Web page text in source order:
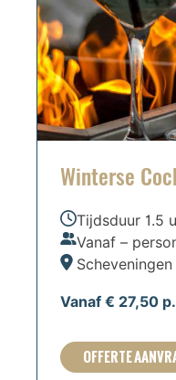
Winterse
Tijdsduur 1.5
Vanaf –
Scheveningen
Vanaf € 27,50
OFFERTE